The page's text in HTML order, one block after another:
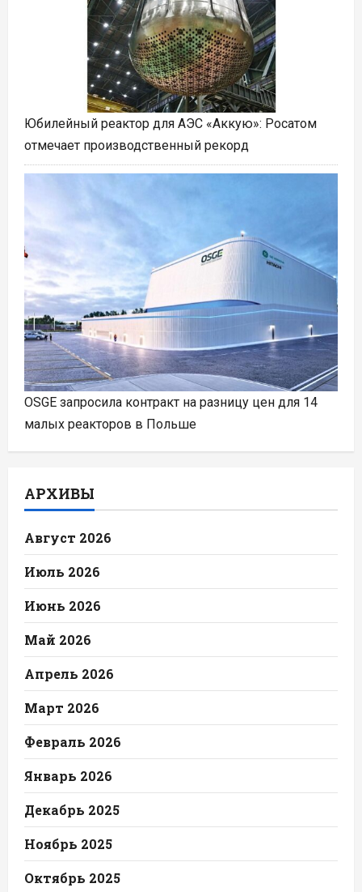
Юбилейный реактор для АЭС «Аккую»: Росатом
отмечает производственный рекорд
OSGE запросила контракт на разницу цен для 14
малых реакторов в Польше
АРХИВЫ
Август 2026
Июль 2026
Июнь 2026
Май 2026
Апрель 2026
Март 2026
Февраль 2026
Январь 2026
Декабрь 2025
Ноябрь 2025
Октябрь 2025